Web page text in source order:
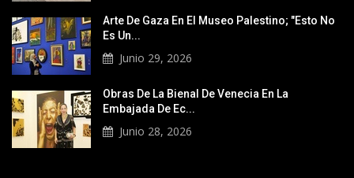
Arte De Gaza En El Museo Palestino; "Esto No
Es Un...
Junio 29, 2026
Obras De La Bienal De Venecia En La
Embajada De Ec...
Junio 28, 2026